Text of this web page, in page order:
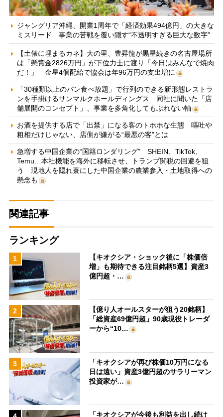
ジャングリア沖縄、開業1周年で「経済効果494億円」の大きな
ミスリード 事業の苦戦を覆い隠す“不透明すぎる巨大な数字”
【土俵に埋まるカネ】大の里、豊昇龍が黒星続きの名古屋場所
は「懸賞金2826万円」が下位力士に渡り「今日はみんなで焼肉
だ！」 金星4個配給で協会は年96万円の支出増に
「30種類以上のパン食べ放題」で行列のできる新形態レストラ
ンを手掛けるサンマルクホールディングス 同社に聞いた「店
舗展開のコンセプト」、事業を多角化してもぶれない軸
お酒を提供する店で「出禁」になる客のトホホな生態 嘔吐や
粗相だけじゃない、店側が嫌がる“最悪の客”とは
急増する中国企業の“国籍ロンダリング” SHEIN、TikTok、
Temu…本社機能を海外に移転させ、トランプ関税の回避を狙
う 現地人を隠れ蓑にした中国企業の農業参入・土地取得への
懸念も
関連記事
ランキング
1
【キオクシア・ショック後に「株価倍
増」も期待できる注目銘柄5選】資産3
億円超・…
2
【億り人オールスターが狙う20銘柄】
「総資産69億円超」90歳現役トレーダ
ーから“10…
3
「キオクシアが再び株価10万円になる
日は遠い」資産3億円超のサラリーマン
投資家が…
「キオクシアが今後も利益を出し続け